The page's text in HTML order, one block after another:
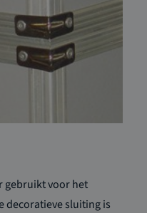
gebruikt voor het
decoratieve sluiting is